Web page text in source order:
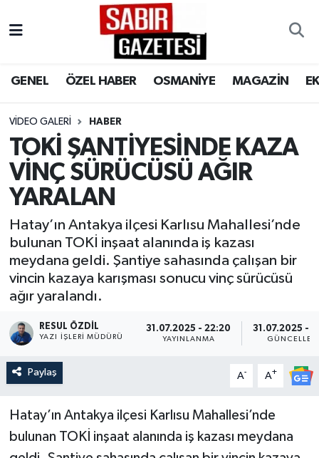
GENEL ÖZEL HABER OSMANİYE MAGAZİN
VIDEO GALERI HABER
TOKİ ŞANTİYESİNDE KAZA
VİNÇ SÜRÜCÜSÜ AĞIR
YARALAN
Hatay’ın Antakya ilçesi Karlısu Mahallesi’nde
bulunan TOKİ inşaat alanında iş kazası
meydana geldi. Şantiye sahasında çalışan bir
vincin kazaya karışması sonucu vinç sürücüsü
ağır yaralandı.
RESUL ÖZDIL
YAZI İŞLERI MÜDÜRÜ
31.07.2025 - 22:20
YAYINLANMA
31.07.2025 -
Paylaş A- A+
Hatay’ın Antakya ilçesi Karlısu Mahallesi’nde
bulunan TOKİ inşaat alanında iş kazası meydana
OSMANİYE
MAGAZİN
EKONOMİ
SPOR
RESMİ İLANLAR
Osmaniye Nöbetçi Eczaneler
Osmaniye Trafik Yoğunluk Haritası
Süper Lig Puan Durumu ve Fikstür
Tüm Manşetler
Son Dakika Haberleri
Haber Arşivi